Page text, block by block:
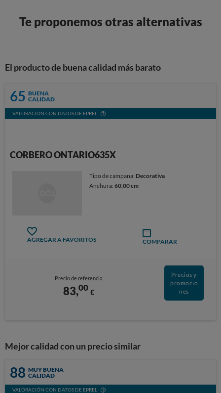
Te proponemos otras alternativas
El producto de buena calidad más barato
65 BUENA
CALIDAD
VALORACIÓN CON DATOS DE EPREL
CORBERO ONTARIO635X
Tipo de campana: Decorativa
Anchura:60,00 cm
AGREGAR A FAVORITOS COMPARAR
Precio de referencia
83,00 €
Precios y
promocio
nes
Mejor calidad con un precio similar
88 MUY BUENA
CALIDAD
VALORACIÓN CON DATOS DE EPREL